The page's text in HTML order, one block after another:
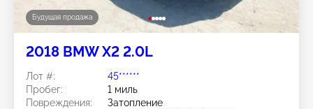
Будущая продажа
2018 BMW X2 2.0L
Лот #:
45******
Пробег:
1 миль
Повреждения:
Затопление